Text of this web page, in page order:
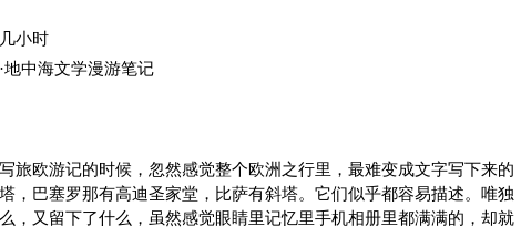
小时
中海文学漫游笔记
旅欧游记的时候，忽然感觉整个欧洲之行里，最难变成文字写下来的
，巴塞罗那有高迪圣家堂，比萨有斜塔。它们似乎都容易描述。唯独
，又留下了什么，虽然感觉眼睛里记忆里手机相册里都满满的，却就